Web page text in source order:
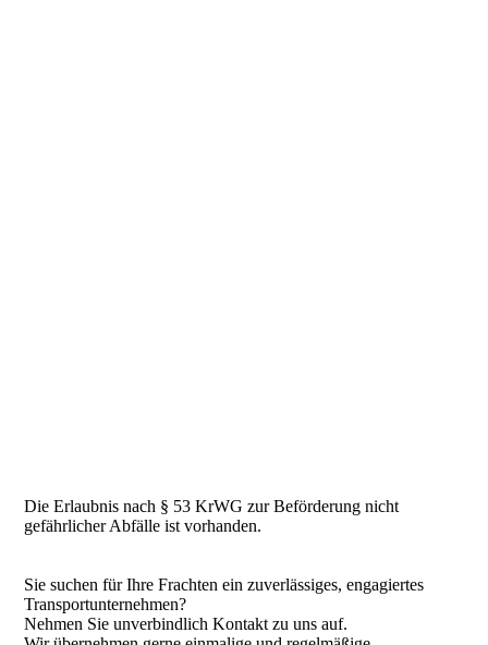
Die Erlaubnis nach § 53 KrWG zur Beförderung nicht
gefährlicher Abfälle ist vorhanden.
Sie suchen für Ihre Frachten ein zuverlässiges, engagiertes
Transportunternehmen?
Nehmen Sie unverbindlich Kontakt zu uns auf.